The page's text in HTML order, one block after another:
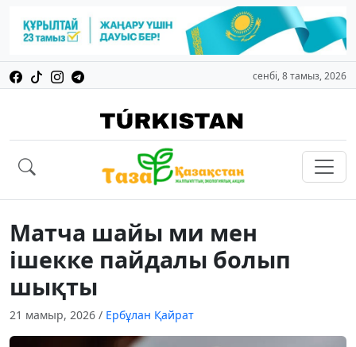
сенбі, 8 тамыз, 2026
Матча шайы ми мен
ішекке пайдалы болып
шықты
21 мамыр, 2026 / Ербұлан Қайрат